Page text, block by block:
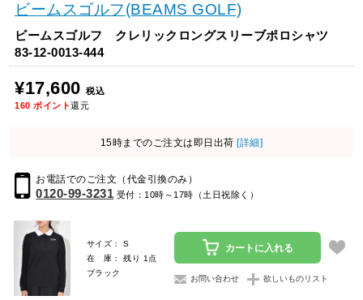
ビームスゴルフ(BEAMS GOLF)
ビームスゴルフ クレリックロングスリーブポロシャツ
83-12-0013-444
¥17,600 税込
160 ポイント還元
15時までのご注文は即日出荷 [詳細]
お電話でのご注文（代金引換のみ）
0120-99-3231 受付：10時～17時（土日祝除く）
サイズ： S
在 庫： 残り 1点
ブラック
カートに入れる
お問い合わせ 欲しいものリスト